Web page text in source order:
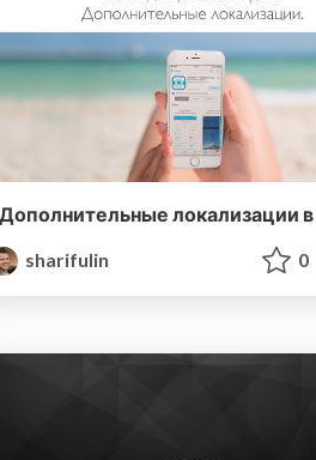
sharifulin
0